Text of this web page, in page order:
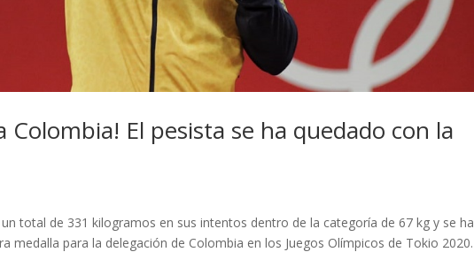
Colombia! El pesista se ha quedado con la
total de 331 kilogramos en sus intentos dentro de la categoría de 67 kg y se ha
medalla para la delegación de Colombia en los Juegos Olímpicos de Tokio 2020.